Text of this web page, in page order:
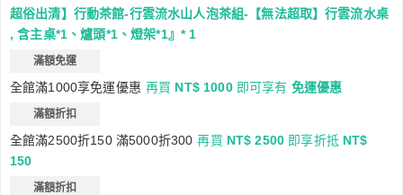
超俗出清】行動茶館-行雲流水山人泡茶組-【無法超取】行雲流水桌
, 含主桌*1、爐頭*1、燈架*1』* 1
滿額免運
全館滿1000享免運優惠 再買 NT$ 1000即可享有 免運優惠
滿額折扣
全館滿2500折150 滿5000折300 再買 NT$ 2500 即享折抵 NT$
150
滿額折扣